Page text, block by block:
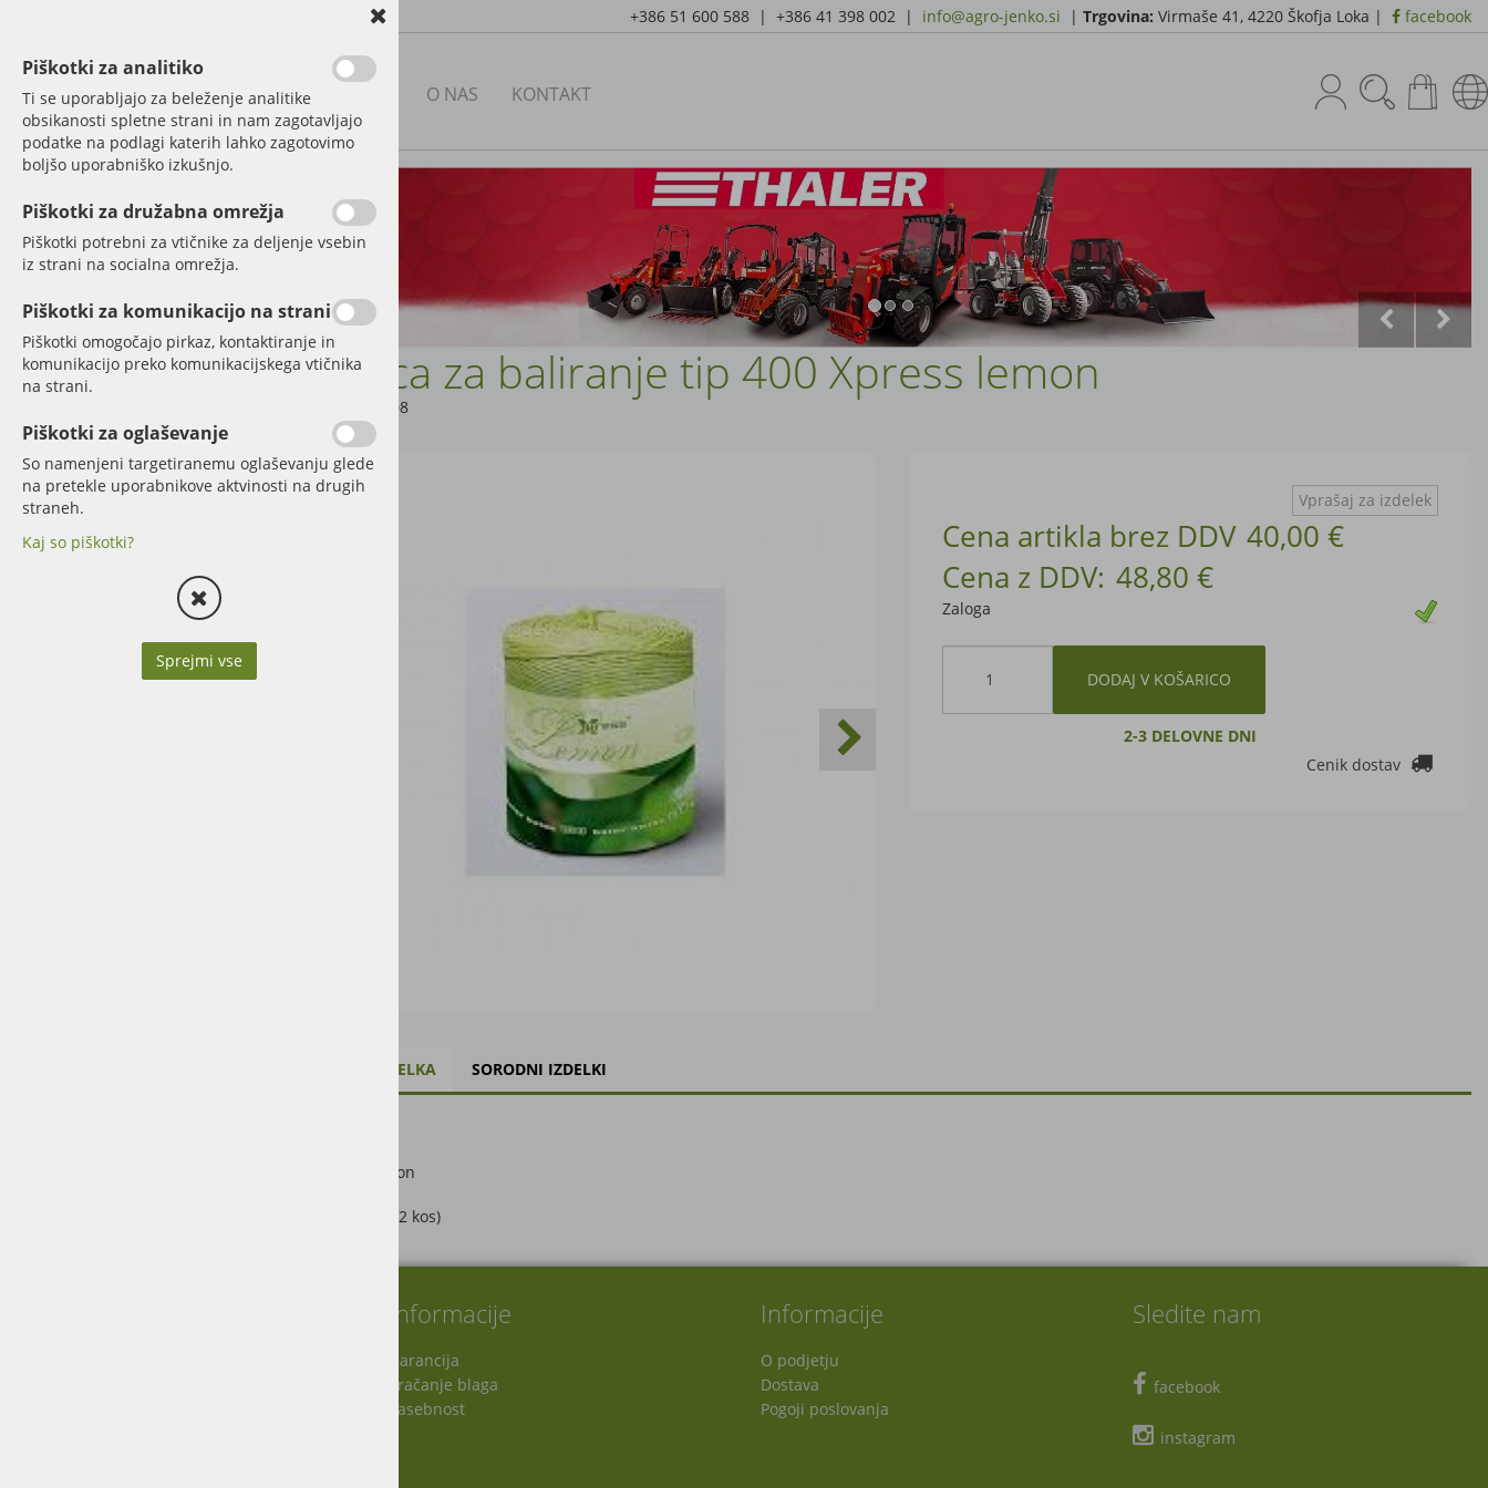
+386 51 600 588 | +386 41 398 002 | info@agro-jenko.si | Trgovina: Virmaše 41, 4220 Škofja Loka | facebook
NAŠA PONUDBA O NAS KONTAKT
MEHANIZACIJA
NOVA MEHANIZACIJA IN
PRIKLJUČKI
DELI IN DODATNA OPREMA
ZA TRAKTORJE
REZERVNI DELI ZA KMETIJSKE
STROJE
FOLIJA, MREŽA, VRVICA
Baliranje
Pokrivanje silosev
Vrvica za baliranje tip 400 Xpress lemon
43008
Vprašaj za izdelek
Cena artikla brez DDV 40,00 €
Cena z DDV: 48,80 €
Zaloga
DODAJ V KOŠARICO
2-3 DELOVNE DNI
Cenik dostav
OPIS IZDELKA SORODNI IZDELKI
Xpress lemon
10 kg / kpl (2 kos)
Informacije
Garancija
Vračanje blaga
Zasebnost
Informacije
O podjetju
Dostava
Pogoji poslovanja
Sledite nam
facebook
instagram
Piškotki za analitiko
Ti se uporabljajo za beleženje analitike
obsikanosti spletne strani in nam zagotavljajo
podatke na podlagi katerih lahko zagotovimo
boljšo uporabniško izkušnjo.
Piškotki za družabna omrežja
Piškotki potrebni za vtičnike za deljenje vsebin
iz strani na socialna omrežja.
Piškotki za komunikacijo na strani
Piškotki omogočajo pirkaz, kontaktiranje in
komunikacijo preko komunikacijskega vtičnika
na strani.
Piškotki za oglaševanje
So namenjeni targetiranemu oglaševanju glede
na pretekle uporabnikove aktvinosti na drugih
straneh.
Kaj so piškotki?
Sprejmi vse